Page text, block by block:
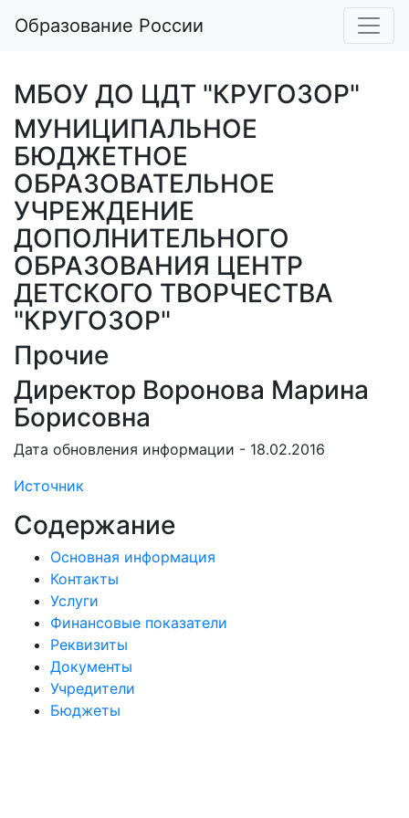
Образование России
МБОУ ДО ЦДТ "КРУГОЗОР"
МУНИЦИПАЛЬНОЕ
БЮДЖЕТНОЕ
ОБРАЗОВАТЕЛЬНОЕ
УЧРЕЖДЕНИЕ
ДОПОЛНИТЕЛЬНОГО
ОБРАЗОВАНИЯ ЦЕНТР
ДЕТСКОГО ТВОРЧЕСТВА
"КРУГОЗОР"
Прочие
Директор Воронова Марина
Борисовна
Дата обновления информации - 18.02.2016
Источник
Содержание
Основная информация
Контакты
Услуги
Финансовые показатели
Реквизиты
Документы
Учредители
Бюджеты